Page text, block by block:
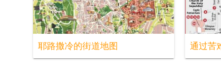
耶路撒冷的街道地图 通过苦